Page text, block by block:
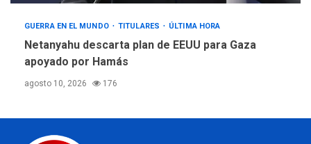
GUERRA EN EL MUNDO TITULARES ÚLTIMA HORA
Netanyahu descarta plan de EEUU para Gaza
apoyado por Hamás
agosto 10, 2026 176